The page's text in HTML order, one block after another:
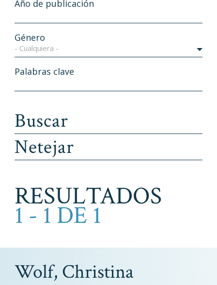
Año de publicación
Género
- Cualquiera -
Palabras clave
RESULTADOS
1 - 1 DE 1
Wolf, Christina